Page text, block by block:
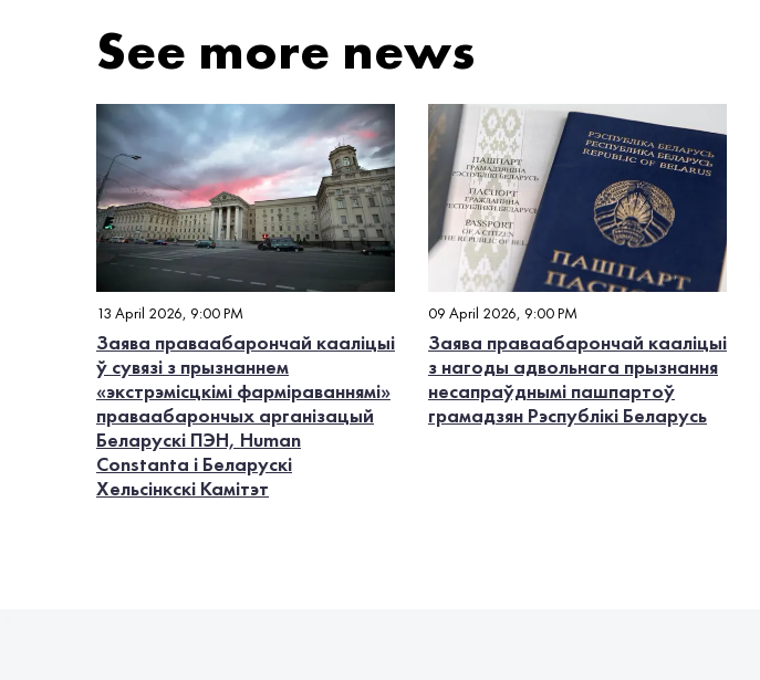
See more news
13 April 2026, 9:00 PM
Заява праваабарончай кааліцыі
ў сувязі з прызнаннем
«экстрэмісцкімі фарміраваннямі»
праваабарончых арганізацый
Беларускі ПЭН, Human
Constanta і Беларускі
Хельсінкскі Камітэт
09 April 2026, 9:00 PM
Заява праваабарончай кааліцыі
з нагоды адвольнага прызнання
несапраўднымі пашпартоў
грамадзян Рэспублікі Беларусь